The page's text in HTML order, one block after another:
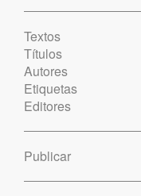
Textos
Títulos
Autores
Etiquetas
Editores
Publicar